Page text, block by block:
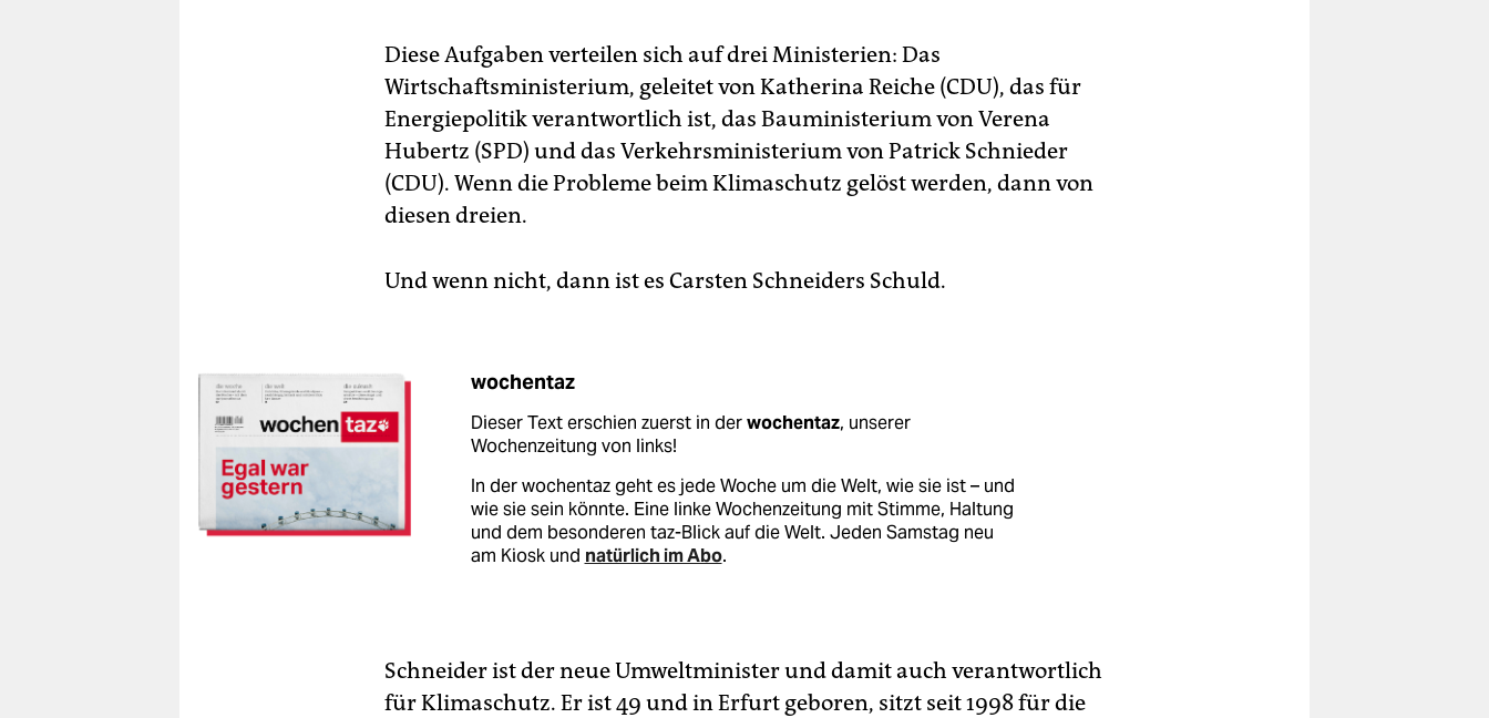
Diese Aufgaben verteilen sich auf drei Ministerien: Das
Wirtschaftsministerium, geleitet von Katherina Reiche (CDU), das für
Energiepolitik verantwortlich ist, das Bauministerium von Verena
Hubertz (SPD) und das Verkehrsministerium von Patrick Schnieder
(CDU). Wenn die Probleme beim Klimaschutz gelöst werden, dann von
diesen dreien.
Und wenn nicht, dann ist es Carsten Schneiders Schuld.
wochentaz
Dieser Text erschien zuerst in derwochentaz, unserer
Wochenzeitung von links!
In der wochentaz geht es jede Woche um die Welt, wie sie ist – und
wie sie sein könnte. Eine linke Wochenzeitung mit Stimme, Haltung
und dem besonderen taz-Blick auf die Welt. Jeden Samstag neu
am Kiosk und natürlich im Abo.
Schneider ist der neue Umweltminister und damit auch verantwortlich
für Klimaschutz. Er ist 49 und in Erfurt geboren, sitzt seit 1998 für die